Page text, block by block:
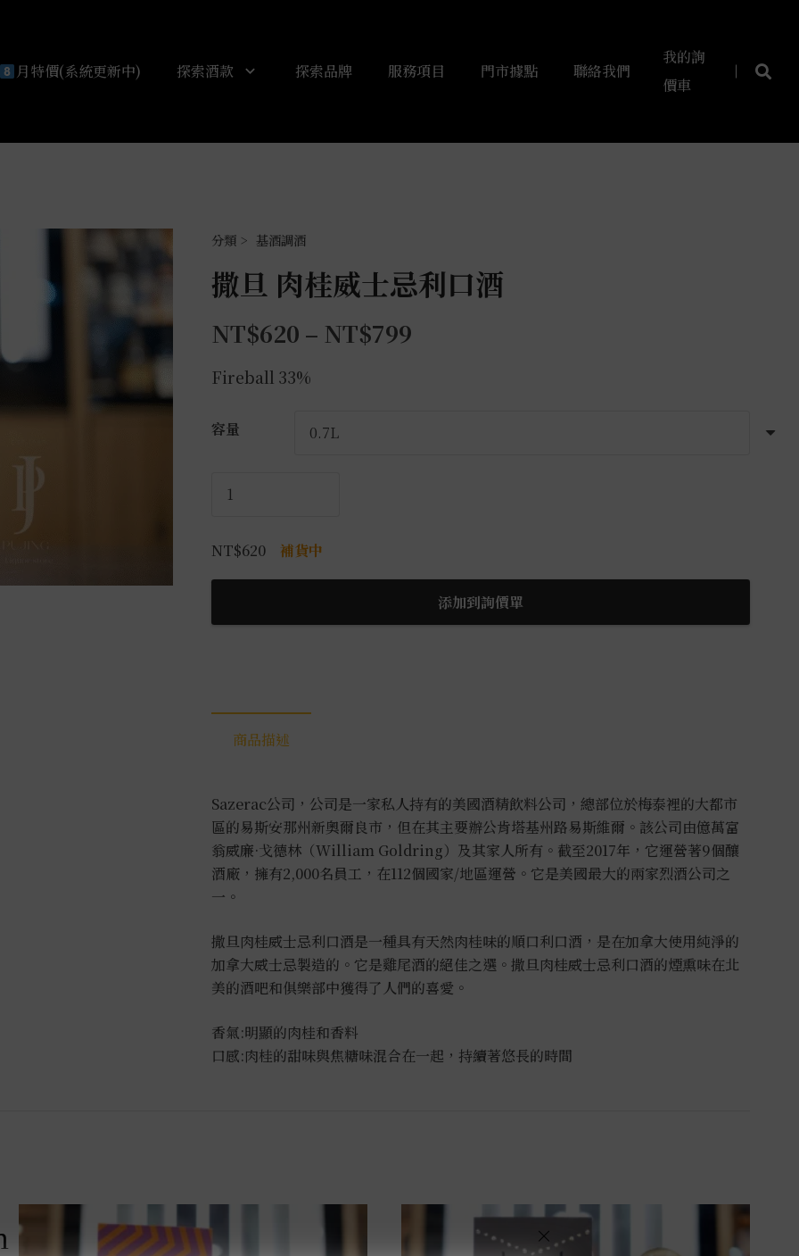
月特價(系統更新中) 探索酒款 探索品牌 服務項目 門市據點 聯絡我們
我的詢
價車
基酒調酒
撒旦 肉桂威士忌利口酒
NT$620 – NT$799
Fireball 33%
容量
NT$620 補貨中
桂
威
忌
數
添加到詢價單
商品描述
Sazerac公司，公司是一家私人持有的美國酒精飲料公司，總部位於梅泰裡的大都市
區的易斯安那州新奧爾良市，但在其主要辦公肯塔基州路易斯維爾。該公司由億萬富
翁威廉·戈德林（William Goldring）及其家人所有。截至2017年，它運營著9個釀
酒廠，擁有2,000名員工，在112個國家/地區運營。它是美國最大的兩家烈酒公司之
一。
撒旦肉桂威士忌利口酒是一種具有天然肉桂味的順口利口酒，是在加拿大使用純淨的
加拿大威士忌製造的。它是雞尾酒的絕佳之選。撒旦肉桂威士忌利口酒的煙熏味在北
美的酒吧和俱樂部中獲得了人們的喜愛。
香氣:明顯的肉桂和香料
口感:肉桂的甜味與焦糖味混合在一起，持續著悠長的時間
×